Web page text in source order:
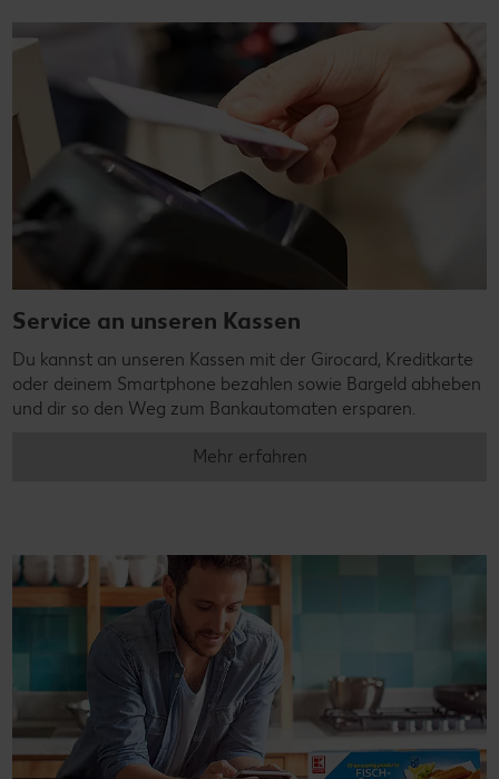
Service an unseren Kassen
Du kannst an unseren Kassen mit der Girocard, Kreditkarte
oder deinem Smartphone bezahlen sowie Bargeld abheben
und dir so den Weg zum Bankautomaten ersparen.
Mehr erfahren